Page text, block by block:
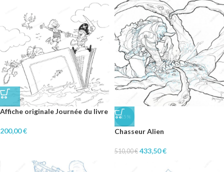
Affiche originale Journée du livre
200,00€
-15%
Chasseur Alien
510,00€ 433,50€